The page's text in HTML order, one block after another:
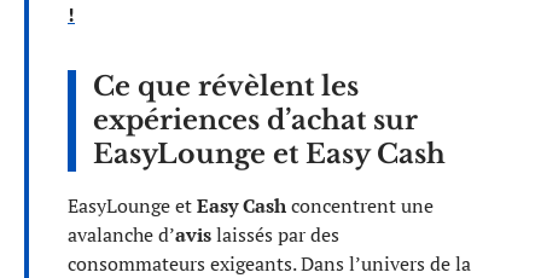
!
Ce que révèlent les
expériences d’achat sur
EasyLounge et Easy Cash
EasyLounge etEasy Cashconcentrent une
avalanche d’avislaissés par des
consommateurs exigeants. Dans l’univers de la